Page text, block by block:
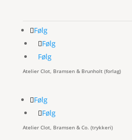
Følg
Følg
Følg
Atelier Clot, Bramsen & Brunholt (forlag)
Følg
Følg
Atelier Clot, Bramsen & Co. (trykkeri)